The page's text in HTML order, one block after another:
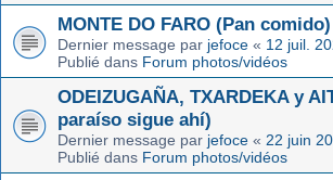
MONTE DO FARO (Pan comido)
Dernier message par jefoce « 12 juil.
Publié dans Forum photos/vidéos
ODEIZUGAÑA, TXARDEKA y
paraíso sigue ahí)
Dernier message par jefoce « 22 juin
Publié dans Forum photos/vidéos